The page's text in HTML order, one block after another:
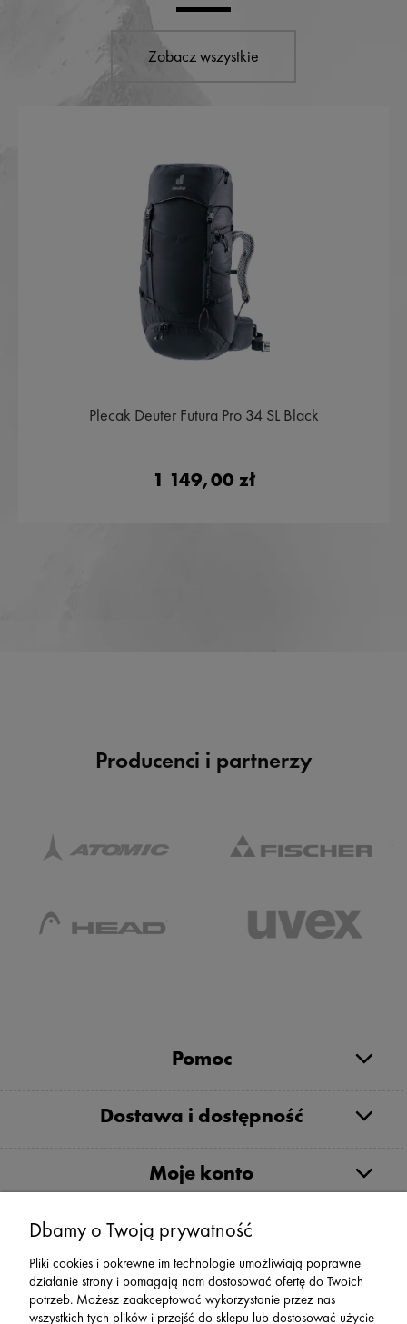
Zobacz wszystkie
Plecak Deuter Futura Pro 34 SL Black
1 149,00 zł
Producenci i partnerzy
Pomoc
Dostawa i dostępność
Moje konto
Serwis
Zwroty,Reklamacje Wymiany
Dbamy o Twoją prywatność
Pliki cookies i pokrewne im technologie umożliwiają poprawne
działanie strony i pomagają nam dostosować ofertę do Twoich
potrzeb. Możesz zaakceptować wykorzystanie przez nas
wszystkich tych plików i przejść do sklepu lub dostosować użycie